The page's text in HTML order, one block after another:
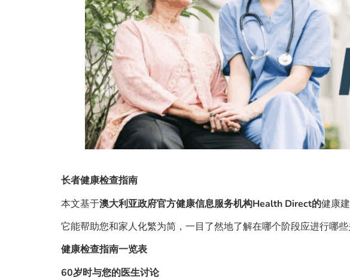
长者健康检查指南
本文基于澳大利亚政府官方健康信息服务机构Health Direct的健康
它能帮助您和家人化繁为简，一目了然地了解在哪个阶段应进行哪
健康检查指南一览表
60岁时与您的医生讨论